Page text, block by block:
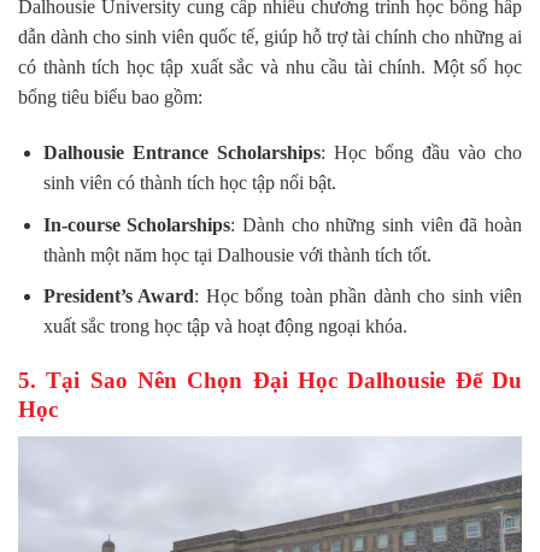
Dalhousie University cung cấp nhiều chương trình học bổng hấp
dẫn dành cho sinh viên quốc tế, giúp hỗ trợ tài chính cho những ai
có thành tích học tập xuất sắc và nhu cầu tài chính. Một số học
bổng tiêu biểu bao gồm:
Dalhousie Entrance Scholarships: Học bổng đầu vào cho
sinh viên có thành tích học tập nổi bật.
In-course Scholarships: Dành cho những sinh viên đã hoàn
thành một năm học tại Dalhousie với thành tích tốt.
President’s Award: Học bổng toàn phần dành cho sinh viên
xuất sắc trong học tập và hoạt động ngoại khóa.
5. Tại Sao Nên Chọn Đại Học Dalhousie Để Du
Học